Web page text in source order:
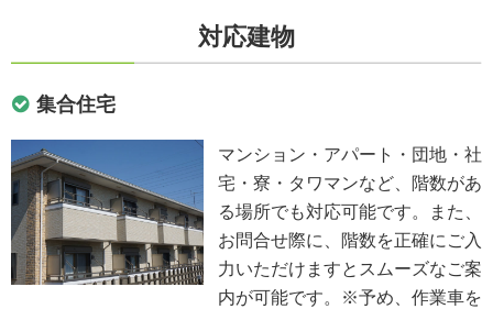
対応建物
集合住宅
マンション・アパート・団地・社
宅・寮・タワマンなど、階数があ
る場所でも対応可能です。また、
お問合せ際に、階数を正確にご入
力いただけますとスムーズなご案
内が可能です。※予め、作業車を